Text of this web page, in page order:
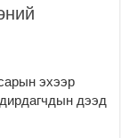
эхээр
дээд